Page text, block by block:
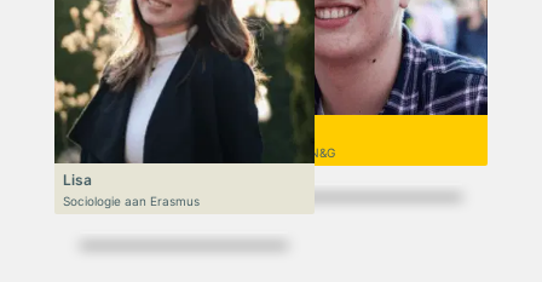
Niek
VWO 6, N&T/N&G
Lisa
Sociologie aan Erasmus